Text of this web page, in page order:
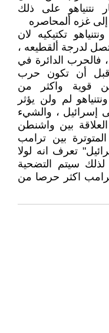
نتنياهو على ذلك
إلى غزه ألمحاصره
تكتيكيه لان
تصل لدرجة ألقطيعه ،
فالحرب الدائرة في
قبل أن تكون حرب
قوية واكثر من
لم ولن يؤثر
إسرائيل ، والشيء
بين واشنطن
بين ترامب
تعرف انه لولا
لذلك سيتم التضحية
اكثر حرصا من